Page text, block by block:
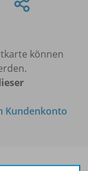
können
Kundenkonto